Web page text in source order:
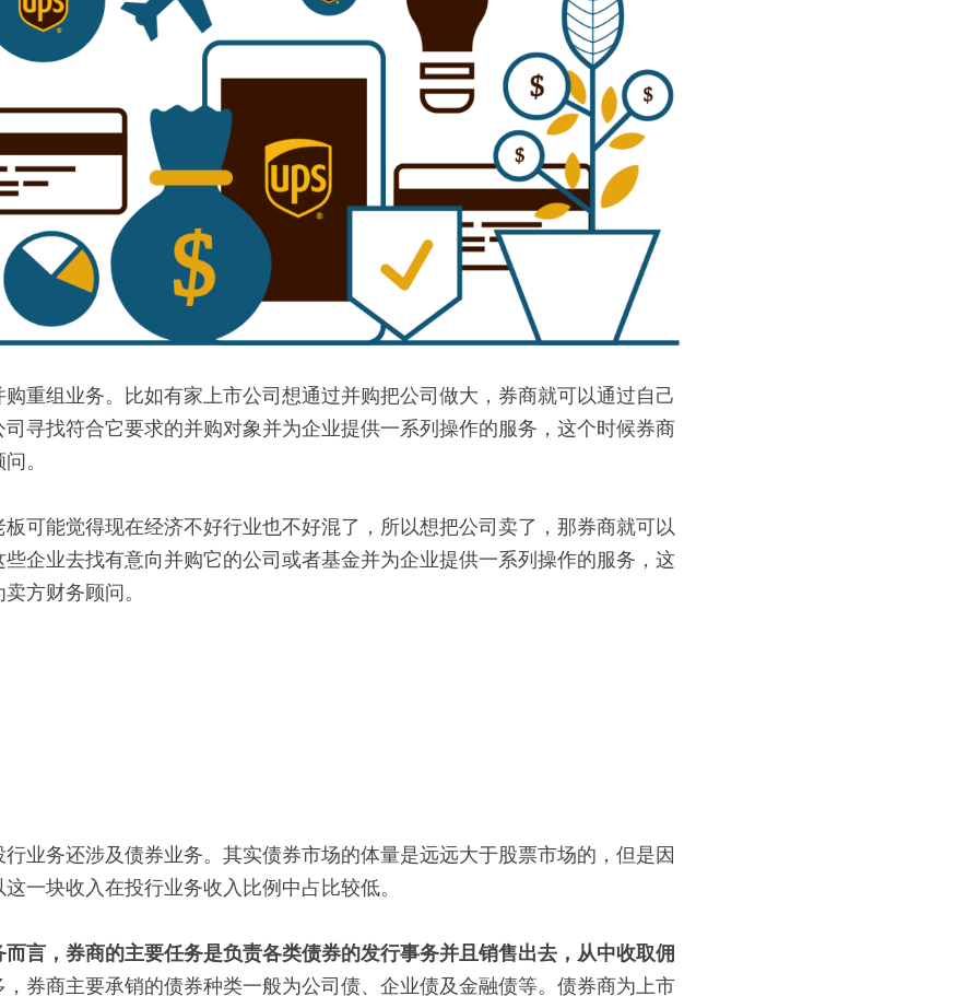
重组业务。比如有家上市公司想通过并购把公司做大，券商就可以通过自己
寻找符合它要求的并购对象并为企业提供一系列操作的服务，这个时候券商
。
可能觉得现在经济不好行业也不好混了，所以想把公司卖了，那券商就可以
企业去找有意向并购它的公司或者基金并为企业提供一系列操作的服务，这
方财务顾问。
业务还涉及债券业务。其实债券市场的体量是远远大于股票市场的，但是因
一块收入在投行业务收入比例中占比较低。
言，券商的主要任务是负责各类债券的发行事务并且销售出去，从中收取佣
券商主要承销的债券种类一般为公司债、企业债及金融债等。债券商为上市